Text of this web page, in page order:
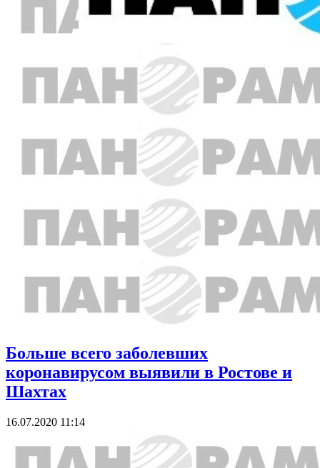
Больше всего заболевших
коронавирусом выявили в Ростове и
Шахтах
16.07.2020 11:14